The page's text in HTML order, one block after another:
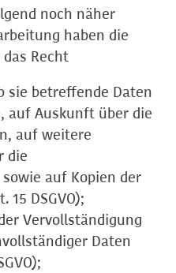
noch näher
haben die
Recht
sie betreffende Daten
auf Auskunft über die
auf weitere
die
auf Kopien der
15 DSGVO);
Vervollständigung
Daten